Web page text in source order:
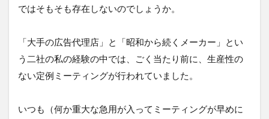
ではそもそも存在しないのでしょうか。
「大手の広告代理店」と「昭和から続くメーカー」とい
う二社の私の経験の中では、ごく当たり前に、生産性の
ない定例ミーティングが行われていました。
いつも（何か重大な急用が入ってミーティングが早めに